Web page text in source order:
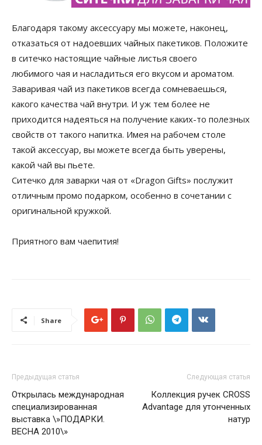
Благодаря такому аксессуару мы можете, наконец,
отказаться от надоевших чайных пакетиков. Положите
в ситечко настоящие чайные листья своего
любимого чая и насладиться его вкусом и ароматом.
Заваривая чай из пакетиков всегда сомневаешься,
какого качества чай внутри. И уж тем более не
приходится надеяться на получение каких-то полезных
свойств от такого напитка. Имея на рабочем столе
такой аксессуар, вы можете всегда быть уверены,
какой чай вы пьете.
Ситечко для заварки чая от «Dragon Gifts» послужит
отличным промо подарком, особенно в сочетании с
оригинальной кружкой.
Приятного вам чаепития!
Share
Предыдущая статья
Открылась международная
специализированная
выставка \»ПОДАРКИ.
ВЕСНА 2010\»
Следующая статья
Коллекция ручек CROSS
Advantage для утонченных
натур